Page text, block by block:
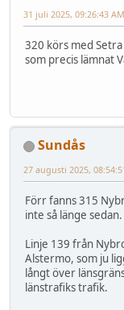
31 juli 2025, 09:26:43 AM
320 körs med
som precis lämnat
Sundås
27 augusti 2025,
Förr fanns 315
inte så länge sedan.
Linje 139 från
Alstermo, som ju
långt över
länstrafiks trafik.